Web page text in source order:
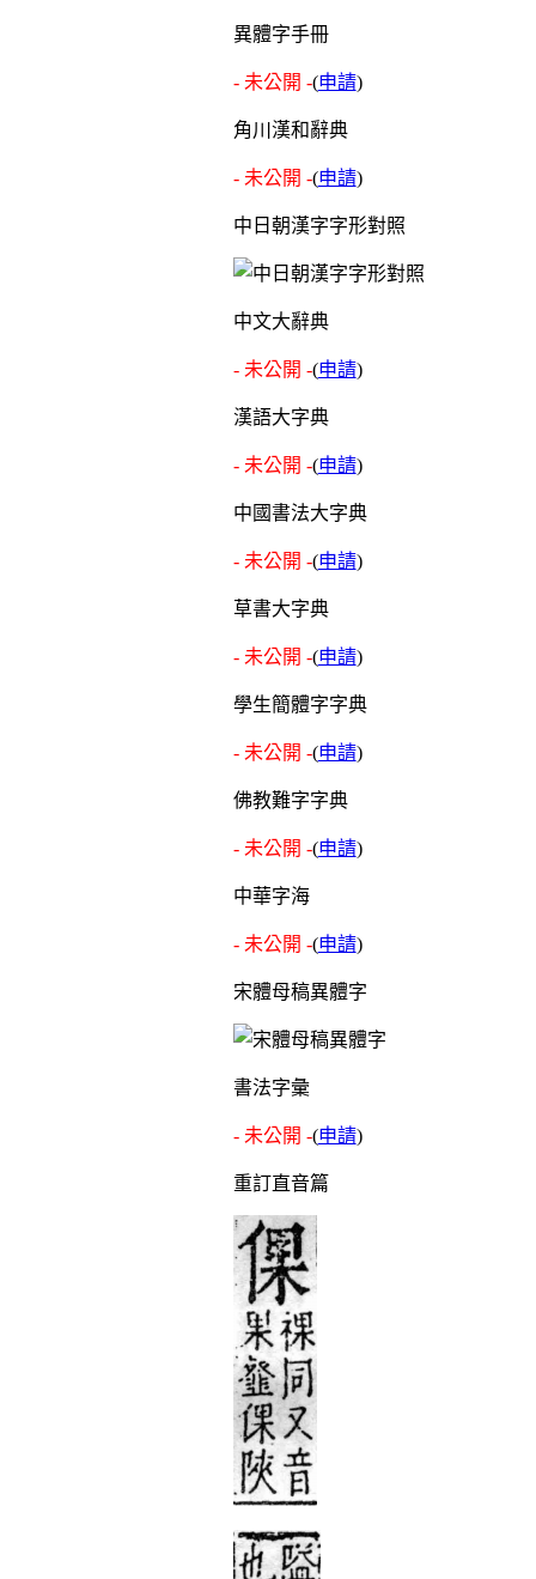
異體字手冊
- 未公開 -(申請)
角川漢和辭典
- 未公開 -(申請)
中日朝漢字字形對照
中文大辭典
- 未公開 -(申請)
漢語大字典
- 未公開 -(申請)
中國書法大字典
- 未公開 -(申請)
草書大字典
- 未公開 -(申請)
學生簡體字字典
- 未公開 -(申請)
佛教難字字典
- 未公開 -(申請)
中華字海
- 未公開 -(申請)
宋體母稿異體字
書法字彙
- 未公開 -(申請)
重訂直音篇